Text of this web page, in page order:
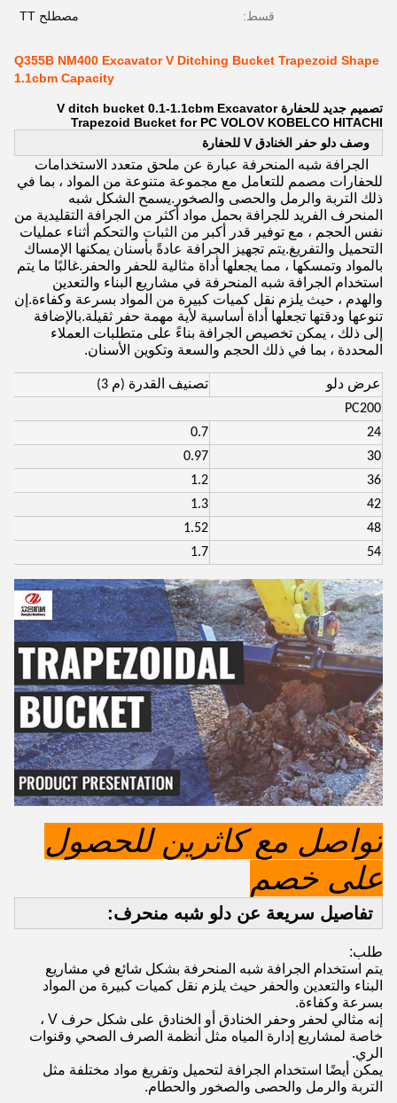
قسط: مصطلح TT
Q355B NM400 Excavator V Ditching Bucket Trapezoid Shape
1.1cbm Capacity
تصميم جديد للحفارة V ditch bucket 0.1-1.1cbm Excavator
Trapezoid Bucket for PC VOLOV KOBELCO HITACHI
وصف دلو حفر الخنادق V للحفارة
الجرافة شبه المنحرفة عبارة عن ملحق متعدد الاستخدامات
للحفارات مصمم للتعامل مع مجموعة متنوعة من المواد ، بما في
ذلك التربة والرمل والحصى والصخور.يسمح الشكل شبه
المنحرف الفريد للجرافة بحمل مواد أكثر من الجرافة التقليدية من
نفس الحجم ، مع توفير قدر أكبر من الثبات والتحكم أثناء عمليات
التحميل والتفريغ.يتم تجهيز الجرافة عادةً بأسنان يمكنها الإمساك
بالمواد وتمسكها ، مما يجعلها أداة مثالية للحفر والحفر.غالبًا ما يتم
استخدام الجرافة شبه المنحرفة في مشاريع البناء والتعدين
والهدم ، حيث يلزم نقل كميات كبيرة من المواد بسرعة وكفاءة.إن
تنوعها ودقتها تجعلها أداة أساسية لأية مهمة حفر ثقيلة.بالإضافة
إلى ذلك ، يمكن تخصيص الجرافة بناءً على متطلبات العملاء
المحددة ، بما في ذلك الحجم والسعة وتكوين الأسنان.
عرض دلو تصنيف القدرة (م 3)
PC200
24
0.7
30
0.97
36
1.2
42
1.3
48
1.52
54
1.7
تواصل مع كاثرين للحصول
على خصم
تفاصيل سريعة عن دلو شبه منحرف:
طلب:
يتم استخدام الجرافة شبه المنحرفة بشكل شائع في مشاريع
البناء والتعدين والحفر حيث يلزم نقل كميات كبيرة من المواد
بسرعة وكفاءة.
إنه مثالي لحفر وحفر الخنادق أو الخنادق على شكل حرف V ،
خاصة لمشاريع إدارة المياه مثل أنظمة الصرف الصحي وقنوات
الري.
يمكن أيضًا استخدام الجرافة لتحميل وتفريغ مواد مختلفة مثل
التربة والرمل والحصى والصخور والحطام.